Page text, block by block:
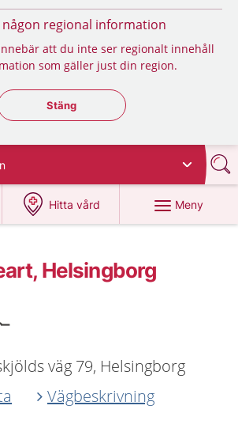
någon regional information
att du inte ser regionalt innehåll
som gäller just din region.
Stäng regionsväljaren
Stäng
Hitta vård
på 1177.se
Meny
Helsingborg
väg 79, Helsingborg
Vägbeskrivning